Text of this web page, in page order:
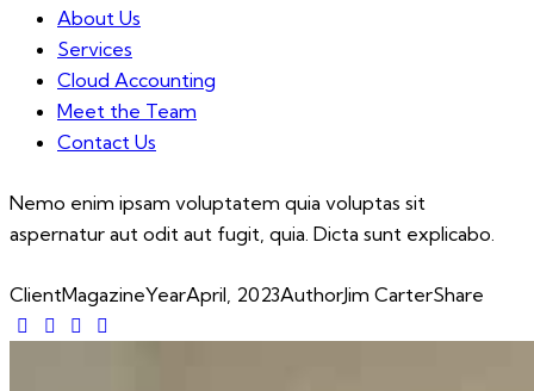
About Us
Services
Cloud Accounting
Meet the Team
Contact Us
Nemo enim ipsam voluptatem quia voluptas sit
aspernatur aut odit aut fugit, quia. Dicta sunt explicabo.
ClientMagazineYearApril, 2023AuthorJim CarterShare